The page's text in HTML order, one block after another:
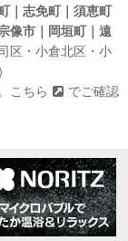
｜志免町｜須恵町
像市｜岡垣町｜遠
司区・小倉北区・小
こちら
でご確認